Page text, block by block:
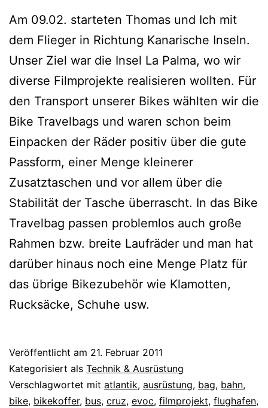
Am 09.02. starteten Thomas und Ich mit
dem Flieger in Richtung Kanarische Inseln.
Unser Ziel war die Insel La Palma, wo wir
diverse Filmprojekte realisieren wollten. Für
den Transport unserer Bikes wählten wir die
Bike Travelbags und waren schon beim
Einpacken der Räder positiv über die gute
Passform, einer Menge kleinerer
Zusatztaschen und vor allem über die
Stabilität der Tasche überrascht. In das Bike
Travelbag passen problemlos auch große
Rahmen bzw. breite Laufräder und man hat
darüber hinaus noch eine Menge Platz für
das übrige Bikezubehör wie Klamotten,
Rucksäcke, Schuhe usw.
Veröffentlicht am 21. Februar 2011
Kategorisiert als Technik & Ausrüstung
Verschlagwortet mit atlantik, ausrüstung, bag, bahn,
bike, bikekoffer, bus, cruz, evoc, filmprojekt, flughafen,